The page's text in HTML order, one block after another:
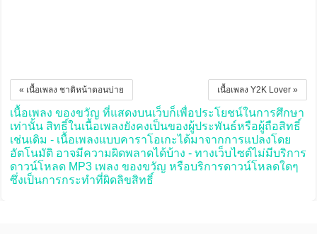
เนื้อเพลง Y2K Lover »
« เนื้อเพลง ชาติหน้าตอนบ่าย
เนื้อเพลง ของขวัญ ที่แสดงบนเว็บก็เพื่อประโยชน์ในการศึกษา
เท่านั้น สิทธิ์ในเนื้อเพลงยังคงเป็นของผู้ประพันธ์หรือผู้ถือสิทธิ์
เช่นเดิม - เนื้อเพลงแบบคาราโอเกะได้มาจากการแปลงโดย
อัตโนมัติ อาจมีความผิดพลาดได้บ้าง - ทางเว็บไซต์ไม่มีบริการ
ดาวน์โหลด MP3 เพลง ของขวัญ หรือบริการดาวน์โหลดใดๆ
ซึ่งเป็นการกระทำที่ผิดลิขสิทธิ์